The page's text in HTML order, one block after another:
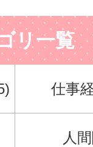
リ一覧
仕事
人